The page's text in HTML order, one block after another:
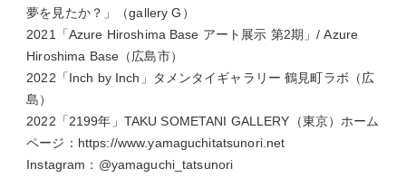
夢を見たか？」（gallery G）
2021「Azure Hiroshima Base アート展示 第2期」/ Azure
Hiroshima Base（広島市）
2022「Inch by Inch」タメンタイギャラリー 鶴見町ラボ（広
島）
2022「2199年」TAKU SOMETANI GALLERY（東京）ホーム
ページ：https://www.yamaguchitatsunori.net
Instagram：@yamaguchi_tatsunori